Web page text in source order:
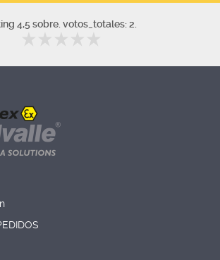
4,5 sobre. votos_totales: 2.